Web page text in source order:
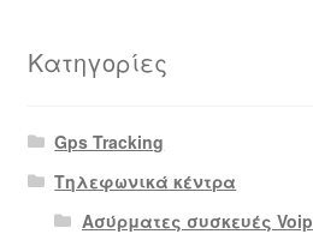
Κατηγορίες
Gps Tracking
Τηλεφωνικά κέντρα
Ασύρματες συσκευές Voip